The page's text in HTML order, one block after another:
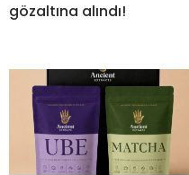
gözaltına alındı!